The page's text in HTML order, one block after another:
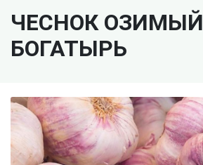
ЧЕСНОК ОЗИМЫЙ
БОГАТЫРЬ